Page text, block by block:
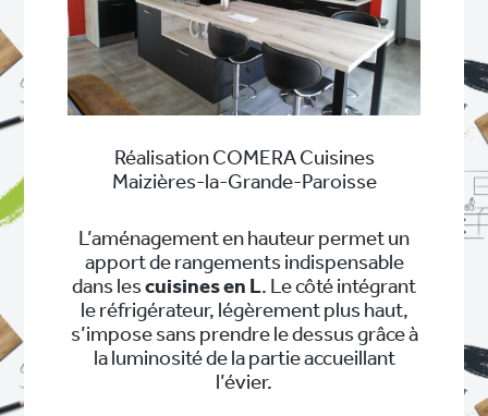
Réalisation COMERA Cuisines
Maizières-la-Grande-Paroisse
L’aménagement en hauteur permet un
apport de rangements indispensable
dans lescuisines en L. Le côté intégrant
le réfrigérateur, légèrement plus haut,
s’impose sans prendre le dessus grâce à
la luminosité de la partie accueillant
l’évier.